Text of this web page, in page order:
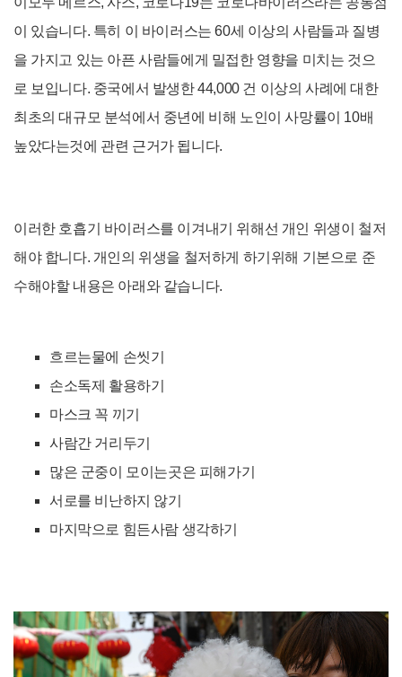
이 있습니다. 특히 이 바이러스는 60세 이상의 사람들과 질병
을 가지고 있는 아픈 사람들에게 밀접한 영향을 미치는 것으
로 보입니다. 중국에서 발생한 44,000 건 이상의 사례에 대한
최초의 대규모 분석에서 중년에 비해 노인이 사망률이 10배
높았다는것에 관련 근거가 됩니다.
이러한 호흡기 바이러스를 이겨내기 위해선 개인 위생이 철저
해야 합니다. 개인의 위생을 철저하게 하기위해 기본으로 준
수해야할 내용은 아래와 같습니다.
흐르는물에 손씻기
손소독제 활용하기
마스크 꼭 끼기
사람간 거리두기
많은 군중이 모이는곳은 피해가기
서로를 비난하지 않기
마지막으로 힘든사람 생각하기